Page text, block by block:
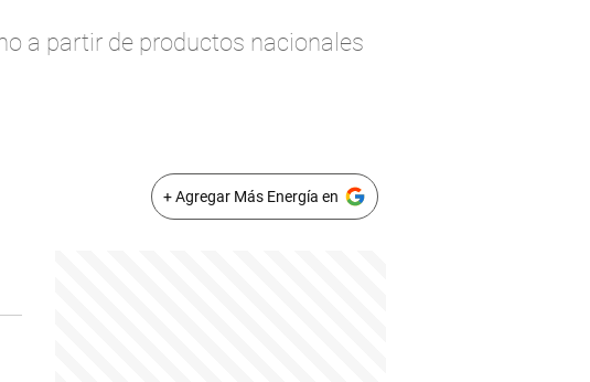
a partir de productos nacionales
+ Agregar Más Energía en